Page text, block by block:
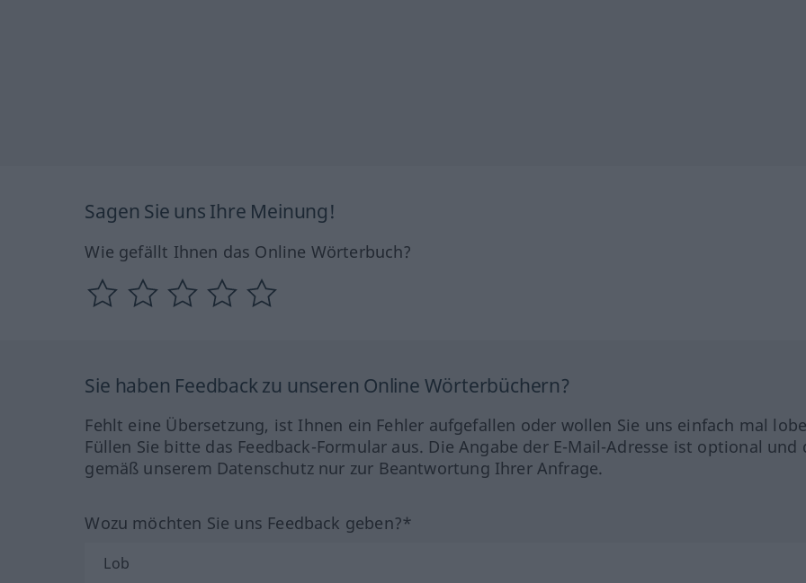
Sagen Sie uns Ihre Meinung!
Wie gefällt Ihnen das Online Wörterbuch?
Sie haben Feedback zu unseren Online Wörterbüchern?
Fehlt eine Übersetzung, ist Ihnen ein Fehler aufgefallen oder wollen Sie uns einfach mal
Füllen Sie bitte das Feedback-Formular aus. Die Angabe der E-Mail-Adresse ist optional und
gemäß unserem Datenschutz nur zur Beantwortung Ihrer Anfrage.
Wozu möchten Sie uns Feedback geben?*